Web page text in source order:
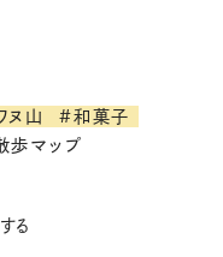
ヌ山
#和菓子
歩マップ
る